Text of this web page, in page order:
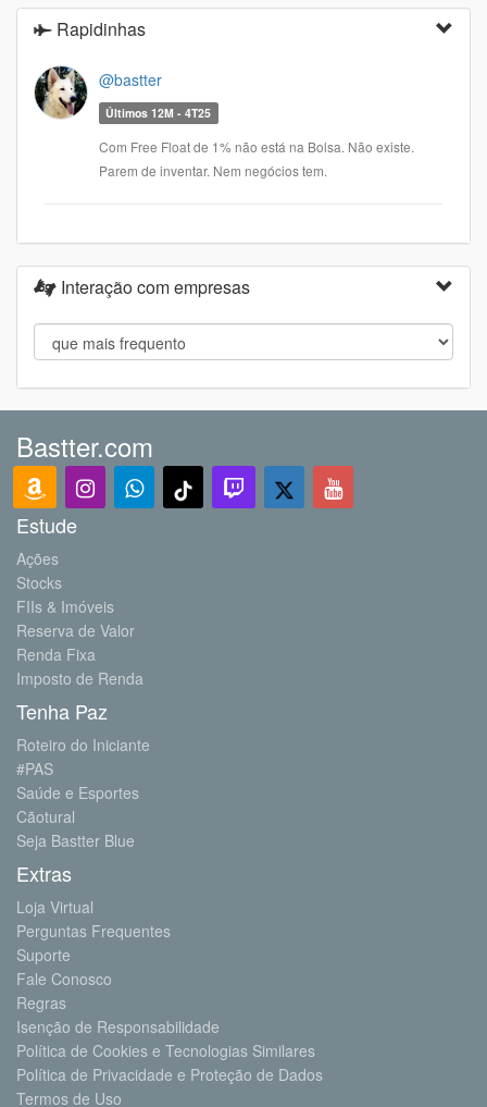
Rapidinhas
@bastter
Últimos 12M - 4T25
Com Free Float de 1% não está na Bolsa. Não existe.
Parem de inventar. Nem negócios tem.
Interação com empresas
Bastter.com
Estude
Ações
Stocks
FIIs & Imóveis
Reserva de Valor
Renda Fixa
Imposto de Renda
Tenha Paz
Roteiro do Iniciante
#PAS
Saúde e Esportes
Cãotural
Seja Bastter Blue
Extras
Loja Virtual
Perguntas Frequentes
Suporte
Fale Conosco
Regras
Isenção de Responsabilidade
Política de Cookies e Tecnologias Similares
Política de Privacidade e Proteção de Dados
Termos de Uso